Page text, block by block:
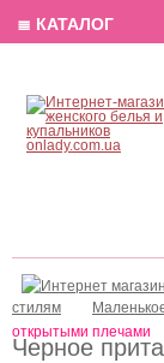
Черное
стилям
открытыми плечами
≣ КАТАЛОГ